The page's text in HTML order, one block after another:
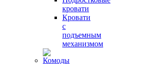
кровати
Кровати
с
подъемным
механизмом